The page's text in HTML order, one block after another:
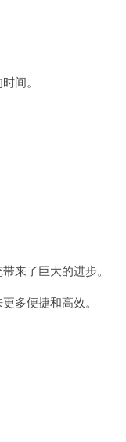
间。
来了巨大的进步。
多便捷和高效。